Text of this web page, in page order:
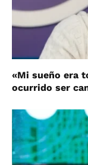
«Mi sueño era
ocurrido ser